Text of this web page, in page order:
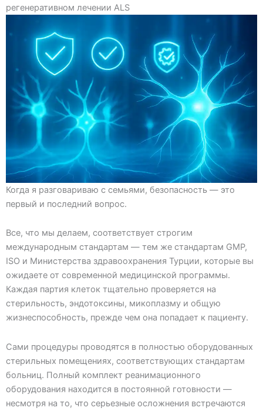
регенеративном лечении АLS
Когда я разговариваю с семьями, безопасность — это
первый и последний вопрос.
Все, что мы делаем, соответствует строгим
международным стандартам — тем же стандартам GMP,
ISO и Министерства здравоохранения Турции, которые вы
ожидаете от современной медицинской программы.
Каждая партия клеток тщательно проверяется на
стерильность, эндотоксины, микоплазму и общую
жизнеспособность, прежде чем она попадает к пациенту.
Сами процедуры проводятся в полностью оборудованных
стерильных помещениях, соответствующих стандартам
больниц. Полный комплект реанимационного
оборудования находится в постоянной готовности —
несмотря на то, что серьезные осложнения встречаются